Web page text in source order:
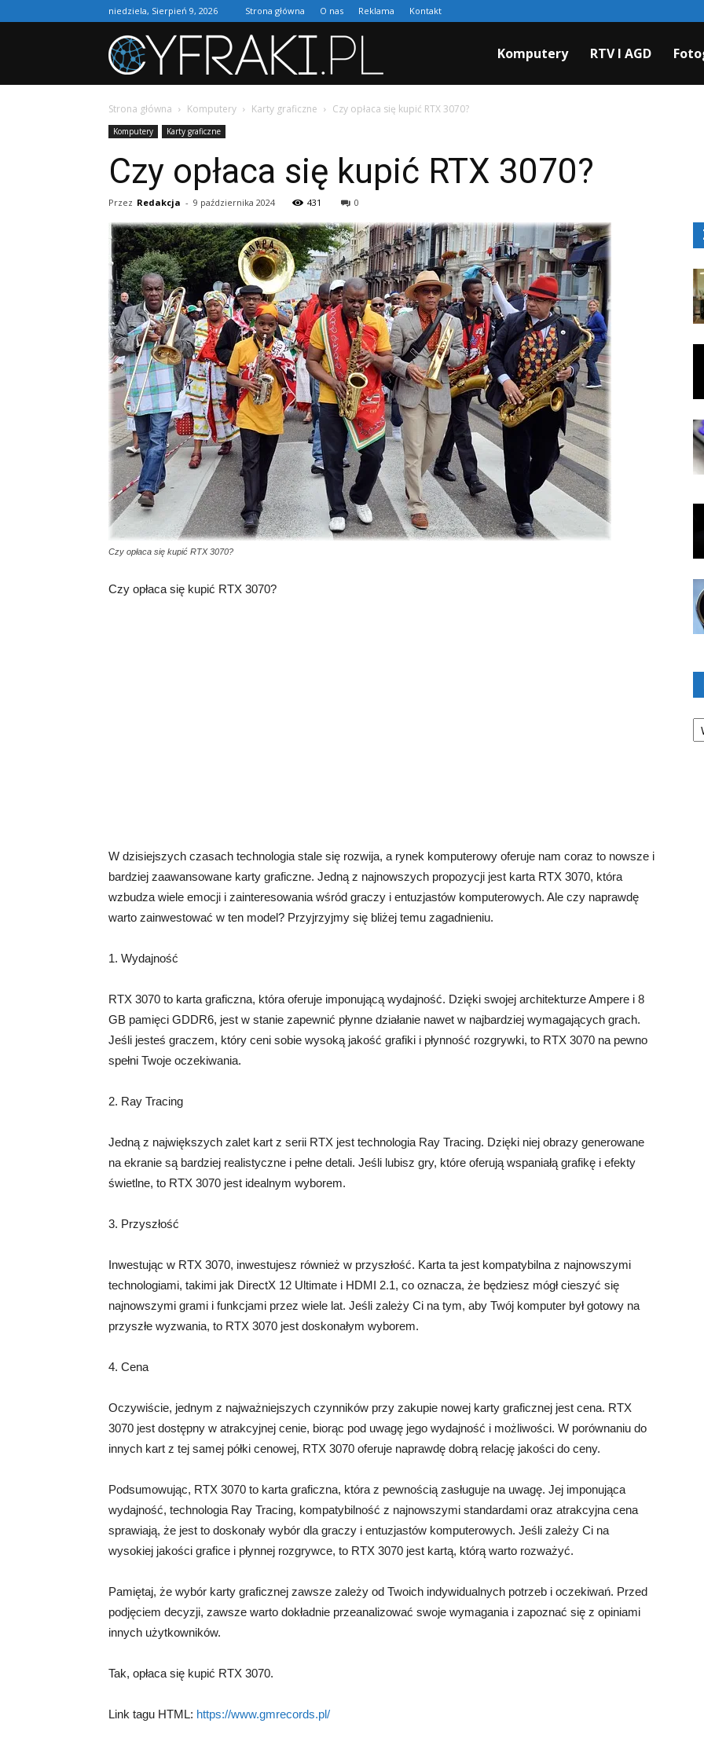
niedziela, Sierpień 9, 2026 Strona główna O nas Reklama Kontakt
Komputery RTV I AGD
Strona główna Komputery Karty graficzne Czy opłaca się kupić RTX 3070?
Komputery Karty graficzne
Czy opłaca się kupić RTX 3070?
Przez Redakcja - 9 października 2024 431 0
Czy opłaca się kupić RTX 3070?
Czy opłaca się kupić RTX 3070?
W dzisiejszych czasach technologia stale się rozwija, a rynek komputerowy oferuje nam coraz to nowsze i
bardziej zaawansowane karty graficzne. Jedną z najnowszych propozycji jest karta RTX 3070, która
wzbudza wiele emocji i zainteresowania wśród graczy i entuzjastów komputerowych. Ale czy naprawdę
warto zainwestować w ten model? Przyjrzyjmy się bliżej temu zagadnieniu.
1. Wydajność
RTX 3070 to karta graficzna, która oferuje imponującą wydajność. Dzięki swojej architekturze Ampere i 8
GB pamięci GDDR6, jest w stanie zapewnić płynne działanie nawet w najbardziej wymagających grach.
Jeśli jesteś graczem, który ceni sobie wysoką jakość grafiki i płynność rozgrywki, to RTX 3070 na pewno
spełni Twoje oczekiwania.
2. Ray Tracing
Jedną z największych zalet kart z serii RTX jest technologia Ray Tracing. Dzięki niej obrazy generowane
na ekranie są bardziej realistyczne i pełne detali. Jeśli lubisz gry, które oferują wspaniałą grafikę i efekty
świetlne, to RTX 3070 jest idealnym wyborem.
3. Przyszłość
Inwestując w RTX 3070, inwestujesz również w przyszłość. Karta ta jest kompatybilna z najnowszymi
technologiami, takimi jak DirectX 12 Ultimate i HDMI 2.1, co oznacza, że będziesz mógł cieszyć się
najnowszymi grami i funkcjami przez wiele lat. Jeśli zależy Ci na tym, aby Twój komputer był gotowy na
przyszłe wyzwania, to RTX 3070 jest doskonałym wyborem.
4. Cena
Oczywiście, jednym z najważniejszych czynników przy zakupie nowej karty graficznej jest cena. RTX
3070 jest dostępny w atrakcyjnej cenie, biorąc pod uwagę jego wydajność i możliwości. W porównaniu do
innych kart z tej samej półki cenowej, RTX 3070 oferuje naprawdę dobrą relację jakości do ceny.
Podsumowując, RTX 3070 to karta graficzna, która z pewnością zasługuje na uwagę. Jej imponująca
wydajność, technologia Ray Tracing, kompatybilność z najnowszymi standardami oraz atrakcyjna cena
sprawiają, że jest to doskonały wybór dla graczy i entuzjastów komputerowych. Jeśli zależy Ci na
wysokiej jakości grafice i płynnej rozgrywce, to RTX 3070 jest kartą, którą warto rozważyć.
Pamiętaj, że wybór karty graficznej zawsze zależy od Twoich indywidualnych potrzeb i oczekiwań. Przed
podjęciem decyzji, zawsze warto dokładnie przeanalizować swoje wymagania i zapoznać się z opiniami
innych użytkowników.
Tak, opłaca się kupić RTX 3070.
Link tagu HTML: https://www.gmrecords.pl/